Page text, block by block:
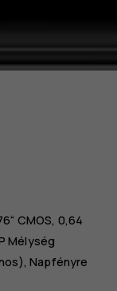
CMOS, 0,64
Mélység
Napfényre